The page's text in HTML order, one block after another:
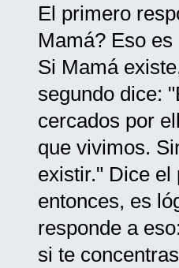
El primero
Mamá? Eso
Si Mamá
segundo dice:
cercados por
que vivimos.
existir." Dice el
entonces, es
responde a
si te